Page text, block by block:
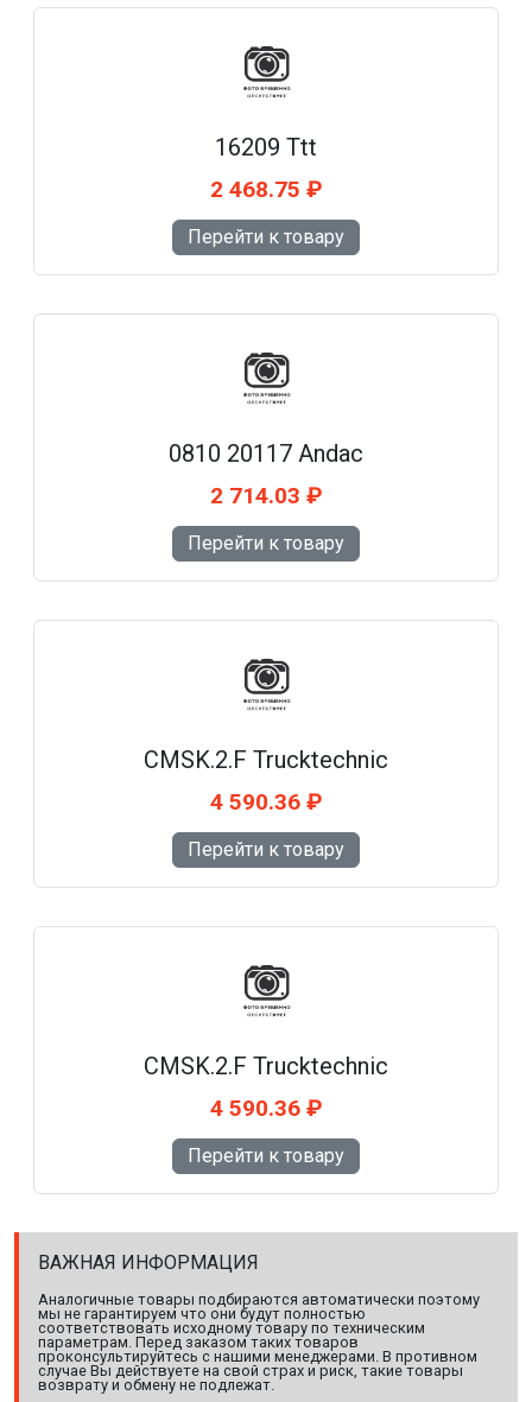
16209 Ttt
2 468.75 ₽
Перейти к товару
0810 20117 Andac
2 714.03 ₽
Перейти к товару
CMSK.2.F Trucktechnic
4 590.36 ₽
Перейти к товару
CMSK.2.F Trucktechnic
4 590.36 ₽
Перейти к товару
ВАЖНАЯ ИНФОРМАЦИЯ
Аналогичные товары подбираются автоматически поэтому
мы не гарантируем что они будут полностью
соответствовать исходному товару по техническим
параметрам. Перед заказом таких товаров
проконсультируйтесь с нашими менеджерами. В противном
случае Вы действуете на свой страх и риск, такие товары
возврату и обмену не подлежат.